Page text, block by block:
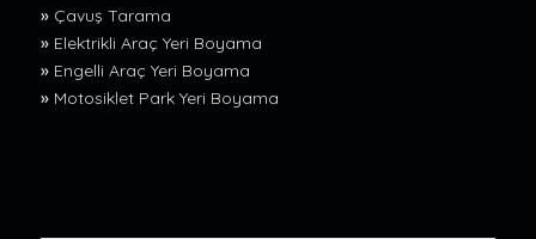
» Çavuş Tarama
» Elektrikli Araç Yeri Boyama
» Engelli Araç Yeri Boyama
» Motosiklet Park Yeri Boyama